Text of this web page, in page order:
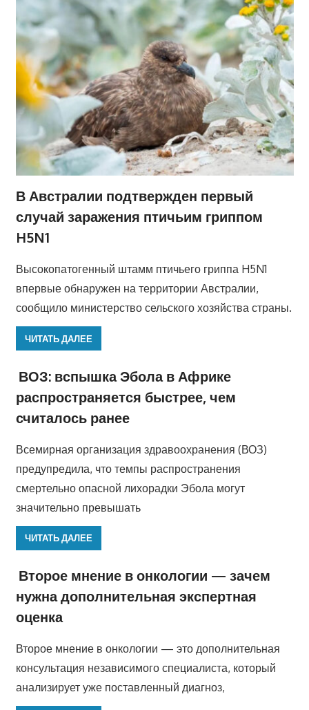
В Австралии подтвержден первый
случай заражения птичьим гриппом
H5N1
Высокопатогенный штамм птичьего гриппа H5N1
впервые обнаружен на территории Австралии,
сообщило министерство сельского хозяйства страны.
ЧИТАТЬ ДАЛЕЕ
ВОЗ: вспышка Эбола в Африке
распространяется быстрее, чем
считалось ранее
Всемирная организация здравоохранения (ВОЗ)
предупредила, что темпы распространения
смертельно опасной лихорадки Эбола могут
значительно превышать
ЧИТАТЬ ДАЛЕЕ
Второе мнение в онкологии — зачем
нужна дополнительная экспертная
оценка
Второе мнение в онкологии — это дополнительная
консультация независимого специалиста, который
анализирует уже поставленный диагноз,